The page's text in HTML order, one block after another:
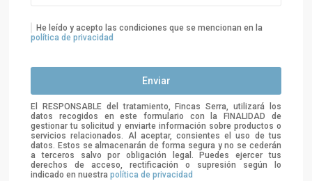
He leído y acepto las condiciones que se mencionan en la
política de privacidad
El RESPONSABLE del tratamiento, Fincas Serra, utilizará los
datos recogidos en este formulario con la FINALIDAD de
gestionar tu solicitud y enviarte información sobre productos o
servicios relacionados. Al aceptar, consientes el uso de tus
datos. Estos se almacenarán de forma segura y no se cederán
a terceros salvo por obligación legal. Puedes ejercer tus
derechos de acceso, rectificación o supresión según lo
indicado en nuestrapolítica de privacidad